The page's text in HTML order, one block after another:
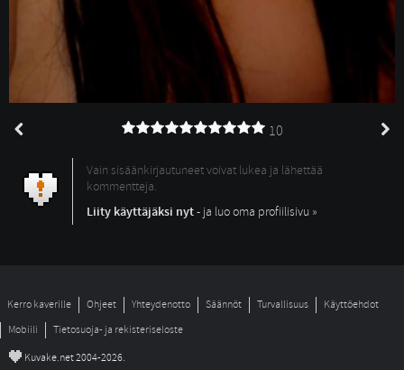
10
Vain sisäänkirjautuneet voivat lukea ja lähettää
kommentteja.
Liity käyttäjäksi nyt- ja luo oma profiilisivu »
Kerro kaverille Ohjeet Yhteydenotto Säännöt Turvallisuus
Käyttöehdot
Mobiili
Tietosuoja- ja rekisteriseloste
© Kuvake.net 2004-2026.